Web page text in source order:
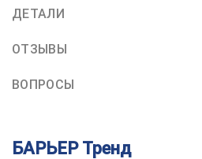
ДЕТАЛИ
ОТЗЫВЫ
ВОПРОСЫ
БАРЬЕР Тренд